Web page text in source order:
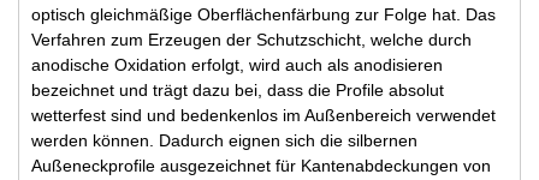
optisch gleichmäßige Oberflächenfärbung zur Folge hat. Das
Verfahren zum Erzeugen der Schutzschicht, welche durch
anodische Oxidation erfolgt, wird auch als anodisieren
bezeichnet und trägt dazu bei, dass die Profile absolut
wetterfest sind und bedenkenlos im Außenbereich verwendet
werden können. Dadurch eignen sich die silbernen
Außeneckprofile ausgezeichnet für Kantenabdeckungen von